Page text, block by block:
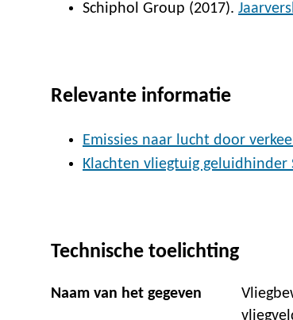
Schiphol Group (2017).
Relevante informatie
Emissies naar lucht door
Klachten vliegtuig geluidhinder
Technische toelichting
Naam van het gegeven